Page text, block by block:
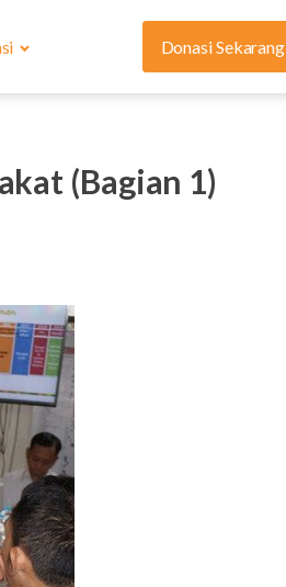
Donasi Sekarang
(Bagian 1)